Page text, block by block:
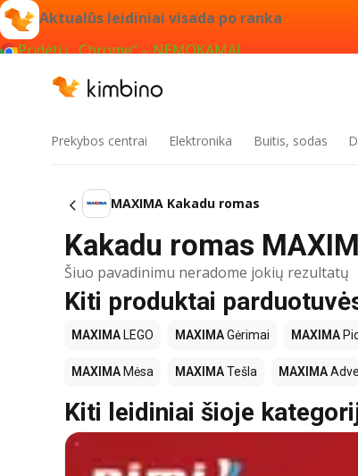
Aktualūs leidiniai visada po ranka
Pridėti į „Chrome“ – NEMOKAMAI
Prekybos centrai Elektronika Buitis, sodas
MAXIMA Kakadu romas
Kakadu romas
Šiuo pavadinimu neradome jokių rezultatų
Kiti produktai
MAXIMA LEGO MAXIMAGėrimai MAXIMA
MAXIMA Mėsa MAXIMATešla MAXIMA
Kiti leidiniai šioje